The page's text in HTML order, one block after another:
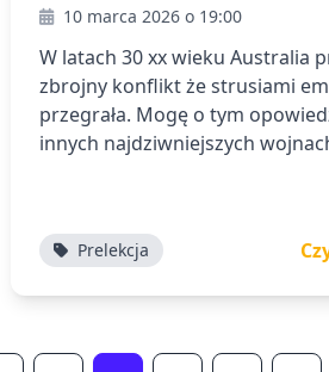
10 marca 2026 o 19:00
W latach 30 xx wieku Australia
zbrojny konflikt że strusiami
przegrała. Mogę o tym
innych najdziwniejszych
Prelekcja